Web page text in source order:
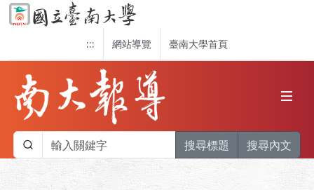
::: 網站導覽 臺南大學首頁
搜尋標題 搜尋內文